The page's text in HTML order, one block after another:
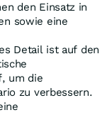
den Einsatz in
sowie eine
Detail ist auf den
um die
zu verbessern.